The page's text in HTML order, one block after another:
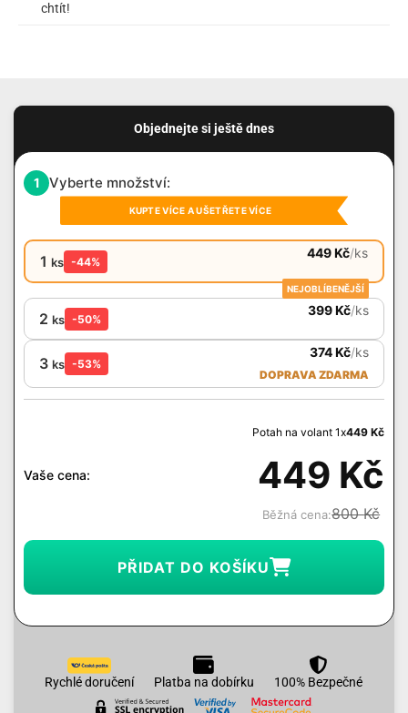
chtít!
Objednejte si ještě dnes
1 Vyberte množství:
KUPTE VÍCE A UŠETŘETE VÍCE
1 ks -44%
449Kč/ks
NEJOBLÍBENĚJŠÍ
2 ks -50%
399Kč/ks
3 ks -53%
374Kč/ks
DOPRAVA ZDARMA
Potah na volant 1x449 Kč
Vaše cena: 449 Kč
Běžná cena:800Kč
PŘIDAT DO KOŠÍKU
Rychlé doručení Platba na dobírku 100% Bezpečné